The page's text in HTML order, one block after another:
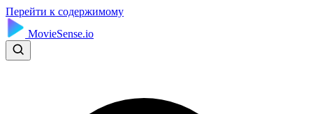
Перейти к содержимому
MovieSense.io